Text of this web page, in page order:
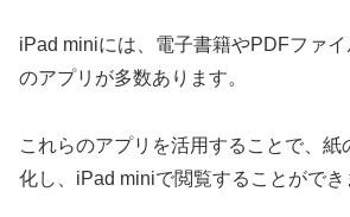
iPad miniには、電子書籍やPDFファ
のアプリが多数あります。
これらのアプリを活用することで、紙
化し、iPad miniで閲覧することができ